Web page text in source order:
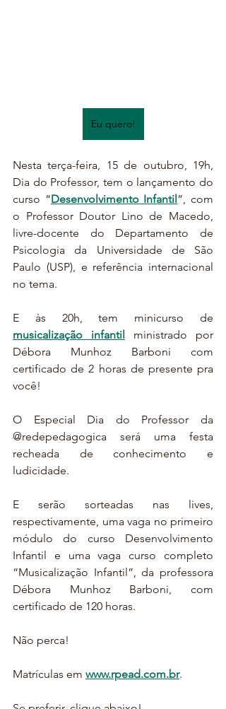
Eu quero!
Nesta terça-feira, 15 de outubro, 19h,
Dia do Professor, tem o lançamento do
curso “Desenvolvimento Infantil”, com
o Professor Doutor Lino de Macedo,
livre-docente do Departamento de
Psicologia da Universidade de São
Paulo (USP), e referência internacional
no tema.
musicalização infantil ministrado por
Débora Munhoz Barboni com
certificado de 2 horas de presente pra
você!
O Especial Dia do Professor da
@redepedagogica será uma festa
recheada de conhecimento e
ludicidade.
E serão sorteadas nas lives,
respectivamente, uma vaga no primeiro
módulo do curso Desenvolvimento
Infantil e uma vaga curso completo
“Musicalização Infantil”, da professora
Débora Munhoz Barboni, com
certificado de 120 horas.
Não perca!
Matrículas em www.rpead.com.br.